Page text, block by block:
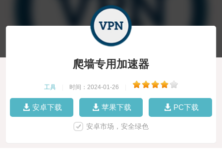
爬墙专用加速器
工具 时间：2024-01-26
安卓下载 苹果下载 PC下载
安卓市场，安全绿色